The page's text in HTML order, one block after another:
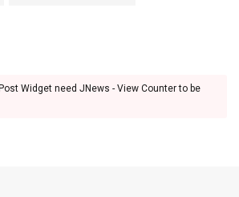
Widget need JNews - View Counter to be